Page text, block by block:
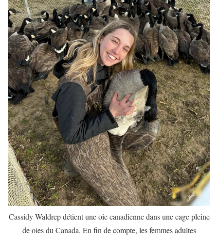
Cassidy Waldrep détient une oie canadienne dans une cage pleine
de oies du Canada. En fin de compte, les femmes adultes